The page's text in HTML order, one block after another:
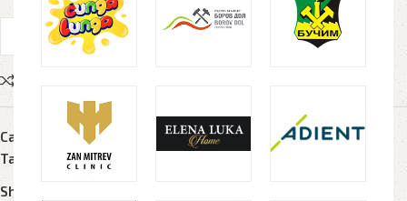
Category:
Ранци и торби
Tags:
mesh, naturella
Share: